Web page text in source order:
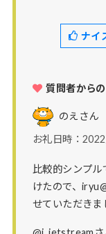
ナイ
質問者から
のえ さん
お礼日時：
比較的シンプ
けたので、
せていただきま